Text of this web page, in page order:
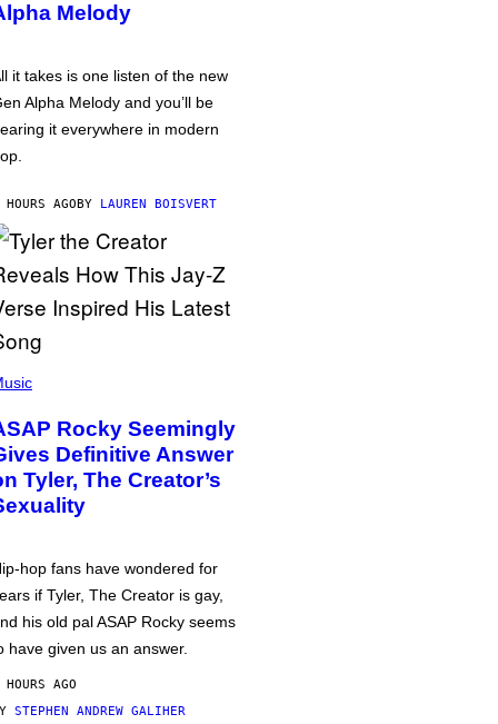
Melody
it takes is one listen of the new
Alpha Melody and you’ll be
it everywhere in modern
AGOBY LAUREN BOISVERT
Rocky Seemingly
Definitive Answer
Tyler, The Creator’s
hop fans have wondered for
if Tyler, The Creator is gay,
his old pal ASAP Rocky seems
have given us an answer.
AGO
STEPHEN ANDREW GALIHER